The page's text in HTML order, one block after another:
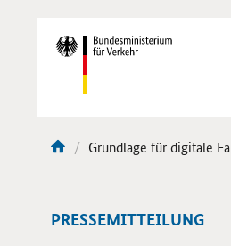
Navigation
Aktuelle
Grundlage für digitale
PRESSEMITTEILUNG